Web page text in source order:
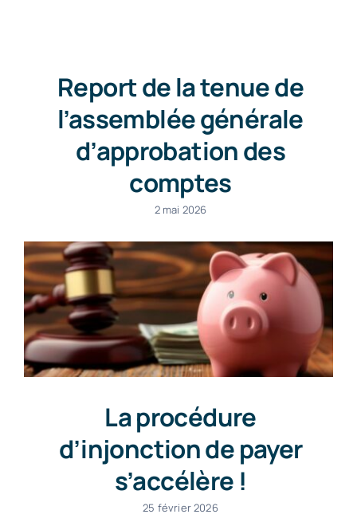
Report de la tenue de
l’assemblée générale
d’approbation des
comptes
2 mai 2026
La procédure
d’injonction de payer
s’accélère !
25 février 2026